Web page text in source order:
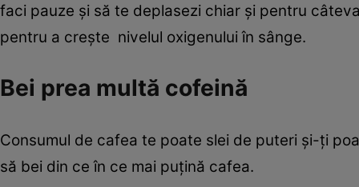
faci pauze şi să te deplasezi chiar şi pentru
pentru a creşte nivelul oxigenului în sânge.
Bei prea multă cofeină
Consumul de cafea te poate slei de puteri şi-ţi
să bei din ce în ce mai puţină cafea.